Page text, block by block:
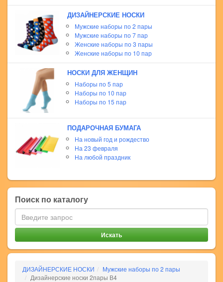
ДИЗАЙНЕРСКИЕ НОСКИ
Мужские наборы по 2 пары
Мужские наборы по 7 пар
Женские наборы по 3 пары
Женские наборы по 10 пар
НОСКИ ДЛЯ ЖЕНЩИН
Наборы по 5 пар
Наборы по 10 пар
Наборы по 15 пар
ПОДАРОЧНАЯ БУМАГА
На новый год и рождество
На 23 февраля
На любой праздник
Поиск по каталогу
ДИЗАЙНЕРСКИЕ НОСКИ
Мужские наборы по 2 пары
Дизайнерские носки 2пары В4